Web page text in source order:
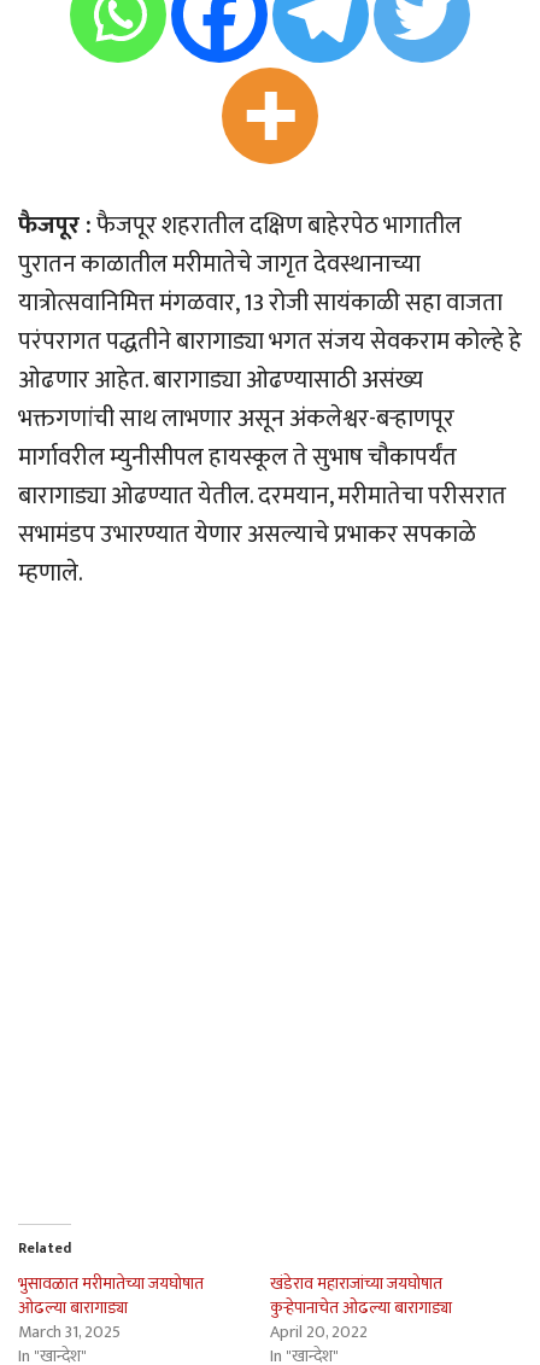
फैजपूर :फैजपूर शहरातील दक्षिण बाहेरपेठ भागातील
पुरातन काळातील मरीमातेचे जागृत देवस्थानाच्या
यात्रोत्सवानिमित्त मंगळवार, 13 रोजी सायंकाळी सहा वाजता
परंपरागत पद्धतीने बारागाड्या भगत संजय सेवकराम कोल्हे हे
ओढणार आहेत. बारागाड्या ओढण्यासाठी असंख्य
भक्तगणांची साथ लाभणार असून अंकलेश्वर-बर्‍हाणपूर
मार्गावरील म्युनीसीपल हायस्कूल ते सुभाष चौकापर्यंत
बारागाड्या ओढण्यात येतील. दरमयान, मरीमातेचा परीसरात
सभामंडप उभारण्यात येणार असल्याचे प्रभाकर सपकाळे
म्हणाले.
Related
भुसावळात मरीमातेच्या जयघोषात
ओढल्या बारागाड्या
March 31, 2025
In "खान्देश"
खंडेराव महाराजांच्या जयघोषात
कुर्‍हेपानाचेत ओढल्या बारागाड्या
April 20, 2022
In "खान्देश"